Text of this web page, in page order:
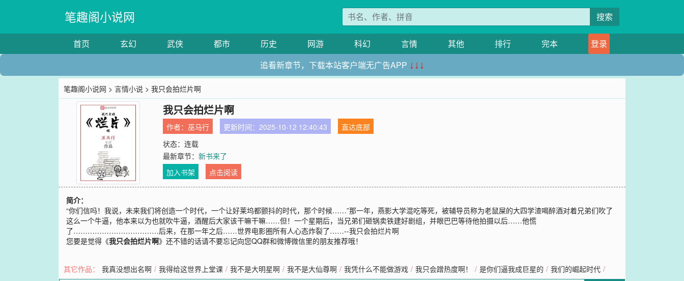
笔趣阁小说网 搜索
首页 玄幻 武侠 都市 历史 网游 科幻 言情 其他 排行 完本
登录
追看新章节，下载本站客户端无广告APP ↓↓↓
笔趣阁小说网 >言情小说 > 我只会拍烂片啊
我只会拍烂片啊
作者： 巫马行 更新时间：2025-10-12 12:40:43
直达底部
状态：连载
最新章节：新书来了
加入书架
点击阅读
简介：
“你们信吗！我说，未来我们将创造一个时代，一个让好莱坞都颤抖的时代，那个时候……”那一年，燕影大学混吃等死，被辅导员称为老鼠屎的大四学渣喝醉酒对着兄弟们吹了
这么一个牛逼，他本来以为也就吹牛逼，酒醒后大家该干嘛干嘛……但！一个星期后，当兄弟们砸锅卖铁建好剧组，并眼巴巴等待他拍摄以后……他慌
了………………………………后来，在那一年之后……世界电影圈所有人心态炸裂了……--我只会拍烂片啊
您要是觉得《我只会拍烂片啊》还不错的话请不要忘记向您QQ群和微博微信里的朋友推荐哦！
其它作品： 我真没想出名啊 / 我得给这世界上堂课 / 我不是大明星啊 / 我不是大仙尊啊 / 我凭什么不能做游戏 / 我只会蹭热度啊！ / 是你们逼我成巨星的 / 我们的崛起时代 /